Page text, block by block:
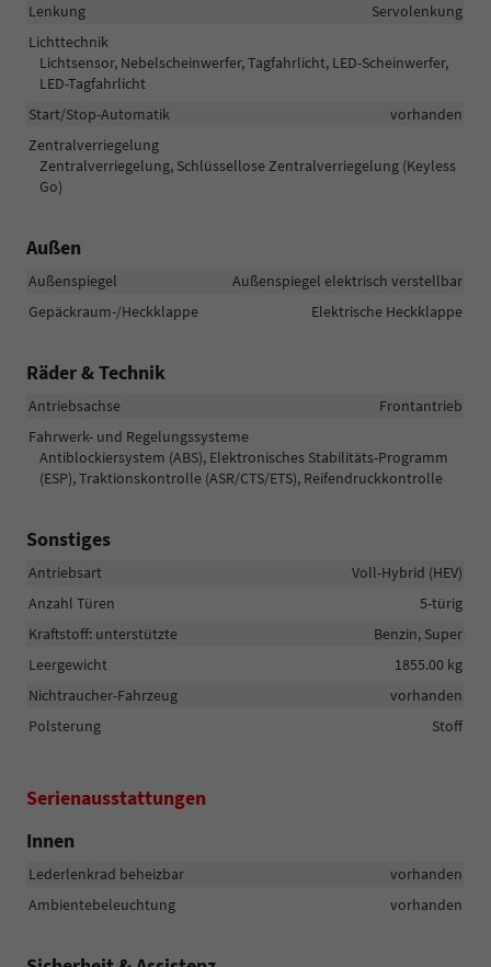
Lenkung
Servolenkung
Lichttechnik
Lichtsensor, Nebelscheinwerfer, Tagfahrlicht, LED-Scheinwerfer,
LED-Tagfahrlicht
Start/Stop-Automatik
vorhanden
Zentralverriegelung
Zentralverriegelung, Schlüssellose Zentralverriegelung (Keyless
Go)
Außen
Außenspiegel
Außenspiegel elektrisch verstellbar
Gepäckraum-/Heckklappe
Elektrische Heckklappe
Räder & Technik
Antriebsachse
Frontantrieb
Fahrwerk- und Regelungssysteme
Antiblockiersystem (ABS), Elektronisches Stabilitäts-Programm
(ESP), Traktionskontrolle (ASR/CTS/ETS), Reifendruckkontrolle
Sonstiges
Antriebsart
Voll-Hybrid (HEV)
Anzahl Türen
5-türig
Kraftstoff: unterstützte
Benzin, Super
Leergewicht
1855.00 kg
Nichtraucher-Fahrzeug
vorhanden
Polsterung
Stoff
Serienausstattungen
Innen
Lederlenkrad beheizbar
vorhanden
Ambientebeleuchtung
vorhanden